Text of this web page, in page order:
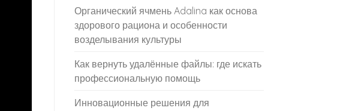
Органический ячмень Adalina как основа
здорового рациона и особенности
возделывания культуры
Как вернуть удалённые файлы: где искать
профессиональную помощь
Инновационные решения для